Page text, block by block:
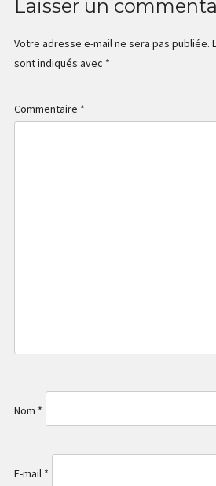
Laisser un
Votre adresse e-mail ne sera pas publiée.
sont indiqués avec *
Commentaire *
Nom *
E-mail *